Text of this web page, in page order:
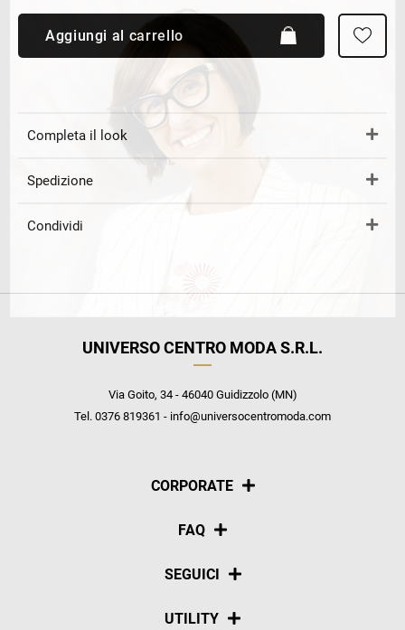
Aggiungi al carrello
Completa il look
Spedizione
Condividi
UNIVERSO CENTRO MODA S.R.L.
Via Goito, 34 - 46040 Guidizzolo (MN)
Tel. 0376 819361 - info@universocentromoda.com
CORPORATE
Chi siamo
FAQ
Pagamenti
SEGUICI
Social
UTILITY